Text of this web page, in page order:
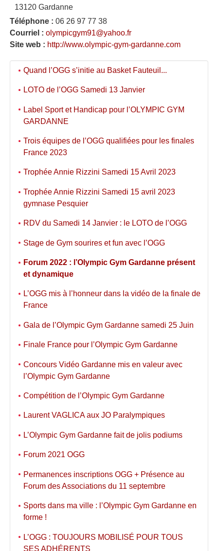
13120 Gardanne
Téléphone : 06 26 97 77 38
Courriel : olympicgym91@yahoo.fr
Site web : http://www.olympic-gym-gardanne.com
Quand l’OGG s’initie au Basket Fauteuil...
LOTO de l’OGG Samedi 13 Janvier
Label Sport et Handicap pour l’OLYMPIC GYM
GARDANNE
Trois équipes de l’OGG qualifiées pour les finales
France 2023
Trophée Annie Rizzini Samedi 15 Avril 2023
Trophée Annie Rizzini Samedi 15 avril 2023
gymnase Pesquier
RDV du Samedi 14 Janvier : le LOTO de l’OGG
Stage de Gym sourires et fun avec l’OGG
Forum 2022 : l’Olympic Gym Gardanne présent
et dynamique
L’OGG mis à l’honneur dans la vidéo de la finale de
France
Gala de l’Olympic Gym Gardanne samedi 25 Juin
Finale France pour l’Olympic Gym Gardanne
Concours Vidéo Gardanne mis en valeur avec
l’Olympic Gym Gardanne
Compétition de l’Olympic Gym Gardanne
Laurent VAGLICA aux JO Paralympiques
L’Olympic Gym Gardanne fait de jolis podiums
Forum 2021 OGG
Permanences inscriptions OGG + Présence au
Forum des Associations du 11 septembre
Sports dans ma ville : l’Olympic Gym Gardanne en
forme !
L’OGG : TOUJOURS MOBILISÉ POUR TOUS
SES ADHÉRENTS